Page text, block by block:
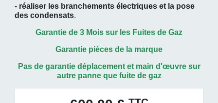
- réaliser les branchements électriques et la pose
des condensats.
Garantie de 3 Mois sur les Fuites de Gaz
Garantie pièces de la marque
Pas de garantie déplacement et main d'œuvresur
autre panne que fuite de gaz